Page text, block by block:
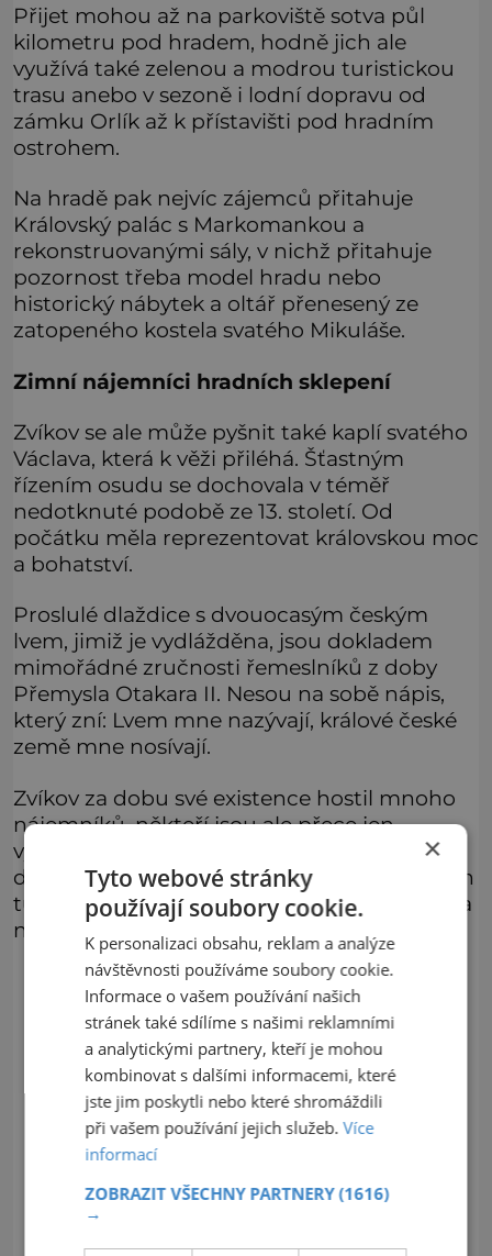
Přijet mohou až na parkoviště sotva půl
kilometru pod hradem, hodně jich ale
využívá také zelenou a modrou turistickou
trasu anebo v sezoně i lodní dopravu od
zámku Orlík až k přístavišti pod hradním
ostrohem.
Na hradě pak nejvíc zájemců přitahuje
Královský palác s Markomankou a
rekonstruovanými sály, v nichž přitahuje
pozornost třeba model hradu nebo
historický nábytek a oltář přenesený ze
zatopeného kostela svatého Mikuláše.
Zimní nájemníci hradních sklepení
Zvíkov se ale může pyšnit také kaplí svatého
Václava, která k věži přiléhá. Šťastným
řízením osudu se dochovala v téměř
nedotknuté podobě ze 13. století. Od
počátku měla reprezentovat královskou moc
a bohatství.
Proslulé dlaždice s dvouocasým českým
lvem, jimiž je vydlážděna, jsou dokladem
mimořádné zručnosti řemeslníků z doby
Přemysla Otakara II. Nesou na sobě nápis,
který zní: Lvem mne nazývají, králové české
země mne nosívají.
Zvíkov za dobu své existence hostil mnoho
nájemníků, někteří jsou ale přece jen
výjimeční. Hradní sklepení jsou totiž už
dlouho zimovištěm netopýrů. Odborníci jich
tu při sčítání vždy na přelomu ledna a února
napočítají až osm různých druhů.
×
Tyto webové stránky
používají soubory cookie.
K personalizaci obsahu, reklam a analýze
návštěvnosti používáme soubory cookie.
Informace o vašem používání našich
stránek také sdílíme s našimi reklamními
a analytickými partnery, kteří je mohou
kombinovat s dalšími informacemi, které
jste jim poskytli nebo které shromáždili
při vašem používání jejich služeb.Více
informací
ZOBRAZIT VŠECHNY PARTNERY(1616)
→